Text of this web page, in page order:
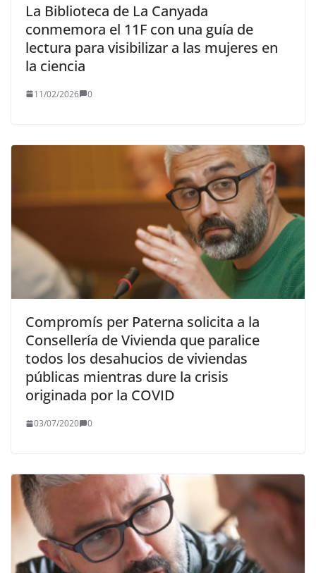
La Biblioteca de La Canyada
conmemora el 11F con una guía de
lectura para visibilizar a las mujeres en
la ciencia
11/02/2026 0
Compromís per Paterna solicita a la
Consellería de Vivienda que paralice
todos los desahucios de viviendas
públicas mientras dure la crisis
originada por la COVID
03/07/2020 0